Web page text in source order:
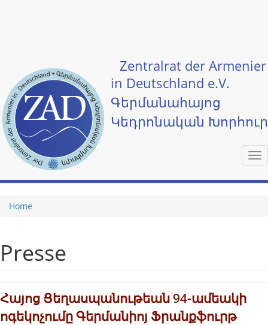
Zentralrat der Armenier
in Deutschland e.V.
Գերմանահայոց
Կեդրոնական
Home
Presse
Հայոց Ցեղասպանութեան 94-ամեակի
ոգեկոչումը Գերմանիոյ Ֆրանքֆուրթ